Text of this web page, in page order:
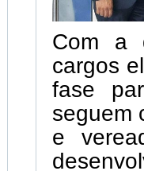
Com a
cargos
fase
seguem
e